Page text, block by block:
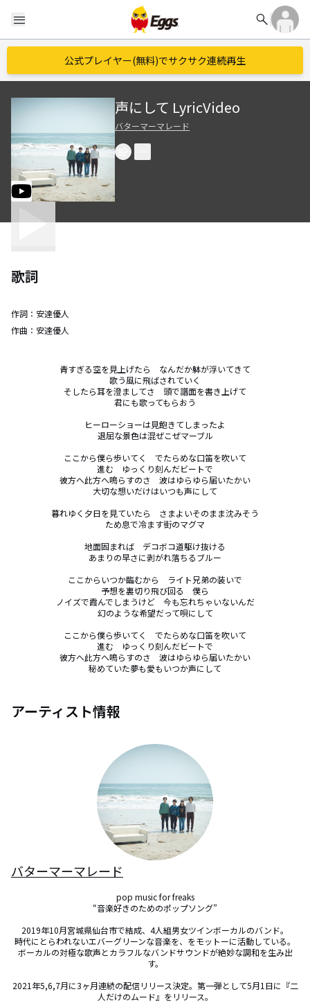
menu search
公式プレイヤー(無料)でサクサク連続再生
声にして LyricVideo
バターマーマレード
歌詞
作詞： 安達優人
作曲： 安達優人
青すぎる空を見上げたら　なんだか躰が浮いてきて
歌う風に飛ばされていく
そしたら耳を澄ましてさ　頭で譜面を書き上げて
君にも歌ってもらおう
ヒーローショーは見飽きてしまったよ
退屈な景色は混ぜこぜマーブル
ここから僕ら歩いてく　でたらめな口笛を吹いて
進む　ゆっくり刻んだビートで
彼方へ此方へ鳴らすのさ　波はゆらゆら届いたかい
大切な想いだけはいつも声にして
暮れゆく夕日を見ていたら　さまよいそのまま沈みそう
ため息で冷ます街のマグマ
地面固まれば　デコボコ道駆け抜ける
あまりの早さに剥がれ落ちるブルー
ここからいつか臨むから　ライト兄弟の装いで
予想を裏切り飛び回る　僕ら
ノイズで霞んでしまうけど　今も忘れちゃいないんだ
幻のような希望だって唄にして
ここから僕ら歩いてく　でたらめな口笛を吹いて
進む　ゆっくり刻んだビートで
彼方へ此方へ鳴らすのさ　波はゆらゆら届いたかい
秘めていた夢も愛もいつか声にして
アーティスト情報
バターマーマレード
pop music for freaks
“音楽好きのためのポップソング”
2019年10月宮城県仙台市で結成、4人組男女ツインボーカルのバンド。
時代にとらわれないエバーグリーンな音楽を、をモットーに活動している。
ボーカルの対極な歌声とカラフルなバンドサウンドが絶妙な調和を生み出
す。
2021年5,6,7月に3ヶ月連続の配信リリース決定。第一弾として5月1日に『二
人だけのムード』をリリース。